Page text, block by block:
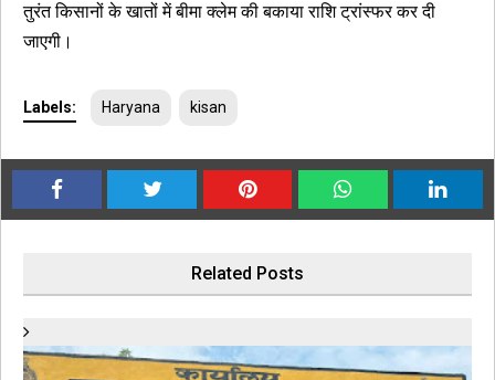
तुरंत किसानों के खातों में बीमा क्लेम की बकाया राशि ट्रांस्फर कर दी
जाएगी।
Labels: Haryana kisan
Related Posts